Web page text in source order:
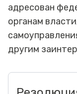
адресован
органам
другим